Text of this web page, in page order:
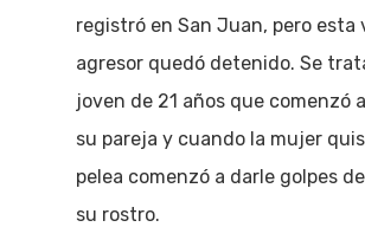
registró en San Juan, pero esta
agresor quedó detenido. Se
joven de 21 años que comenzó
su pareja y cuando la mujer
pelea comenzó a darle golpes
su rostro.